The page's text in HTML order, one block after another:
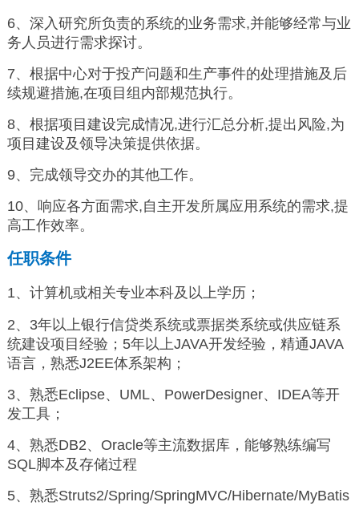
6、深入研究所负责的系统的业务需求,并能够经常与业
务人员进行需求探讨。
7、根据中心对于投产问题和生产事件的处理措施及后
续规避措施,在项目组内部规范执行。
8、根据项目建设完成情况,进行汇总分析,提出风险,为
项目建设及领导决策提供依据。
9、完成领导交办的其他工作。
10、响应各方面需求,自主开发所属应用系统的需求,提
高工作效率。
任职条件
1、计算机或相关专业本科及以上学历；
2、3年以上银行信贷类系统或票据类系统或供应链系
统建设项目经验；5年以上JAVA开发经验，精通JAVA
语言，熟悉J2EE体系架构；
3、熟悉Eclipse、UML、PowerDesigner、IDEA等开
发工具；
4、熟悉DB2、Oracle等主流数据库，能够熟练编写
SQL脚本及存储过程
5、熟悉Struts2/Spring/SpringMVC/Hibernate/MyBatis